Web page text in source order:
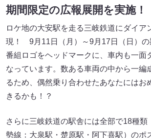
期間限定の広報展開を実施！
ロケ地の大安駅を走る三岐鉄道にダイア
現！ 9月11日（月）～9月17日（日）の
番組ロゴをヘッドマークに、車内も一面
なっています。数ある車両の中から一編
るため、偶然乗り合わせたあなたにはお
きるかも！？
さらに三岐鉄道の駅舎には全部で18種類
勢線：大泉駅・楚原駅・阿下喜駅）の